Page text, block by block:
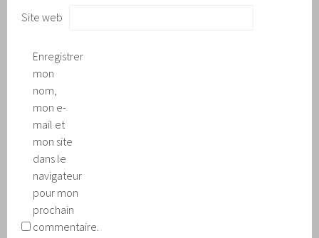
Site web
Enregistrer
mon
nom,
mon e-
mail et
mon site
dans le
navigateur
pour mon
prochain
commentaire.